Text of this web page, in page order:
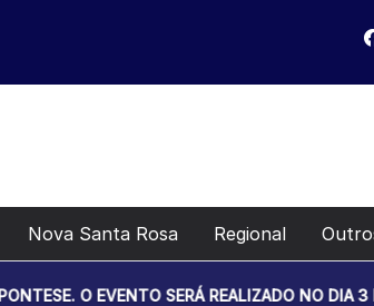
Nova Santa Rosa Regional
SERÁ REALIZADO NO DIA 3 DE